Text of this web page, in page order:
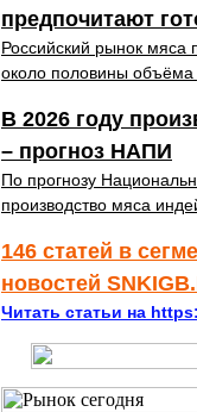
предпочитают
Российский рынок мяса
около половины объёма
В 2026 году
– прогноз НАПИ
По прогнозу
производство мяса
146 статей в
новостей
Читать статьи на